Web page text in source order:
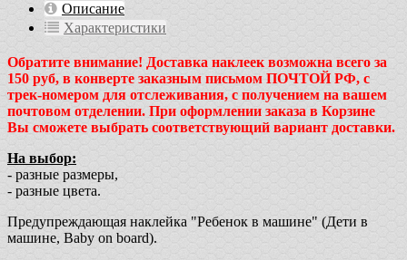
Описание
Характеристики
Обратите внимание! Доставка наклеек возможна всего за
150 руб, в конверте заказным письмом ПОЧТОЙ РФ, с
трек-номером для отслеживания, с получением на вашем
почтовом отделении. При оформлении заказа в Корзине
Вы сможете выбрать соответствующий вариант доставки.
На выбор:
- разные размеры,
- разные цвета.
Предупреждающая наклейка "Ребенок в машине" (Дети в
машине, Baby on board).